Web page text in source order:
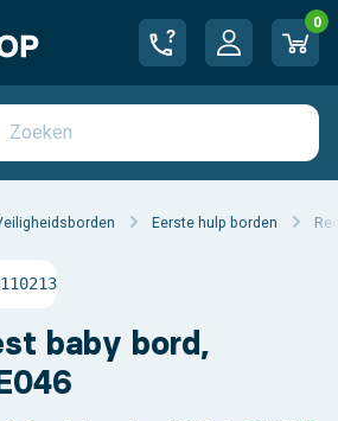
0
Eerste hulp borden
baby bord,